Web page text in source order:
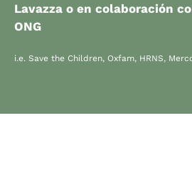
Lavazza o en colaboración
ONG
i.e. Save the Children, Oxfam, HRNS,